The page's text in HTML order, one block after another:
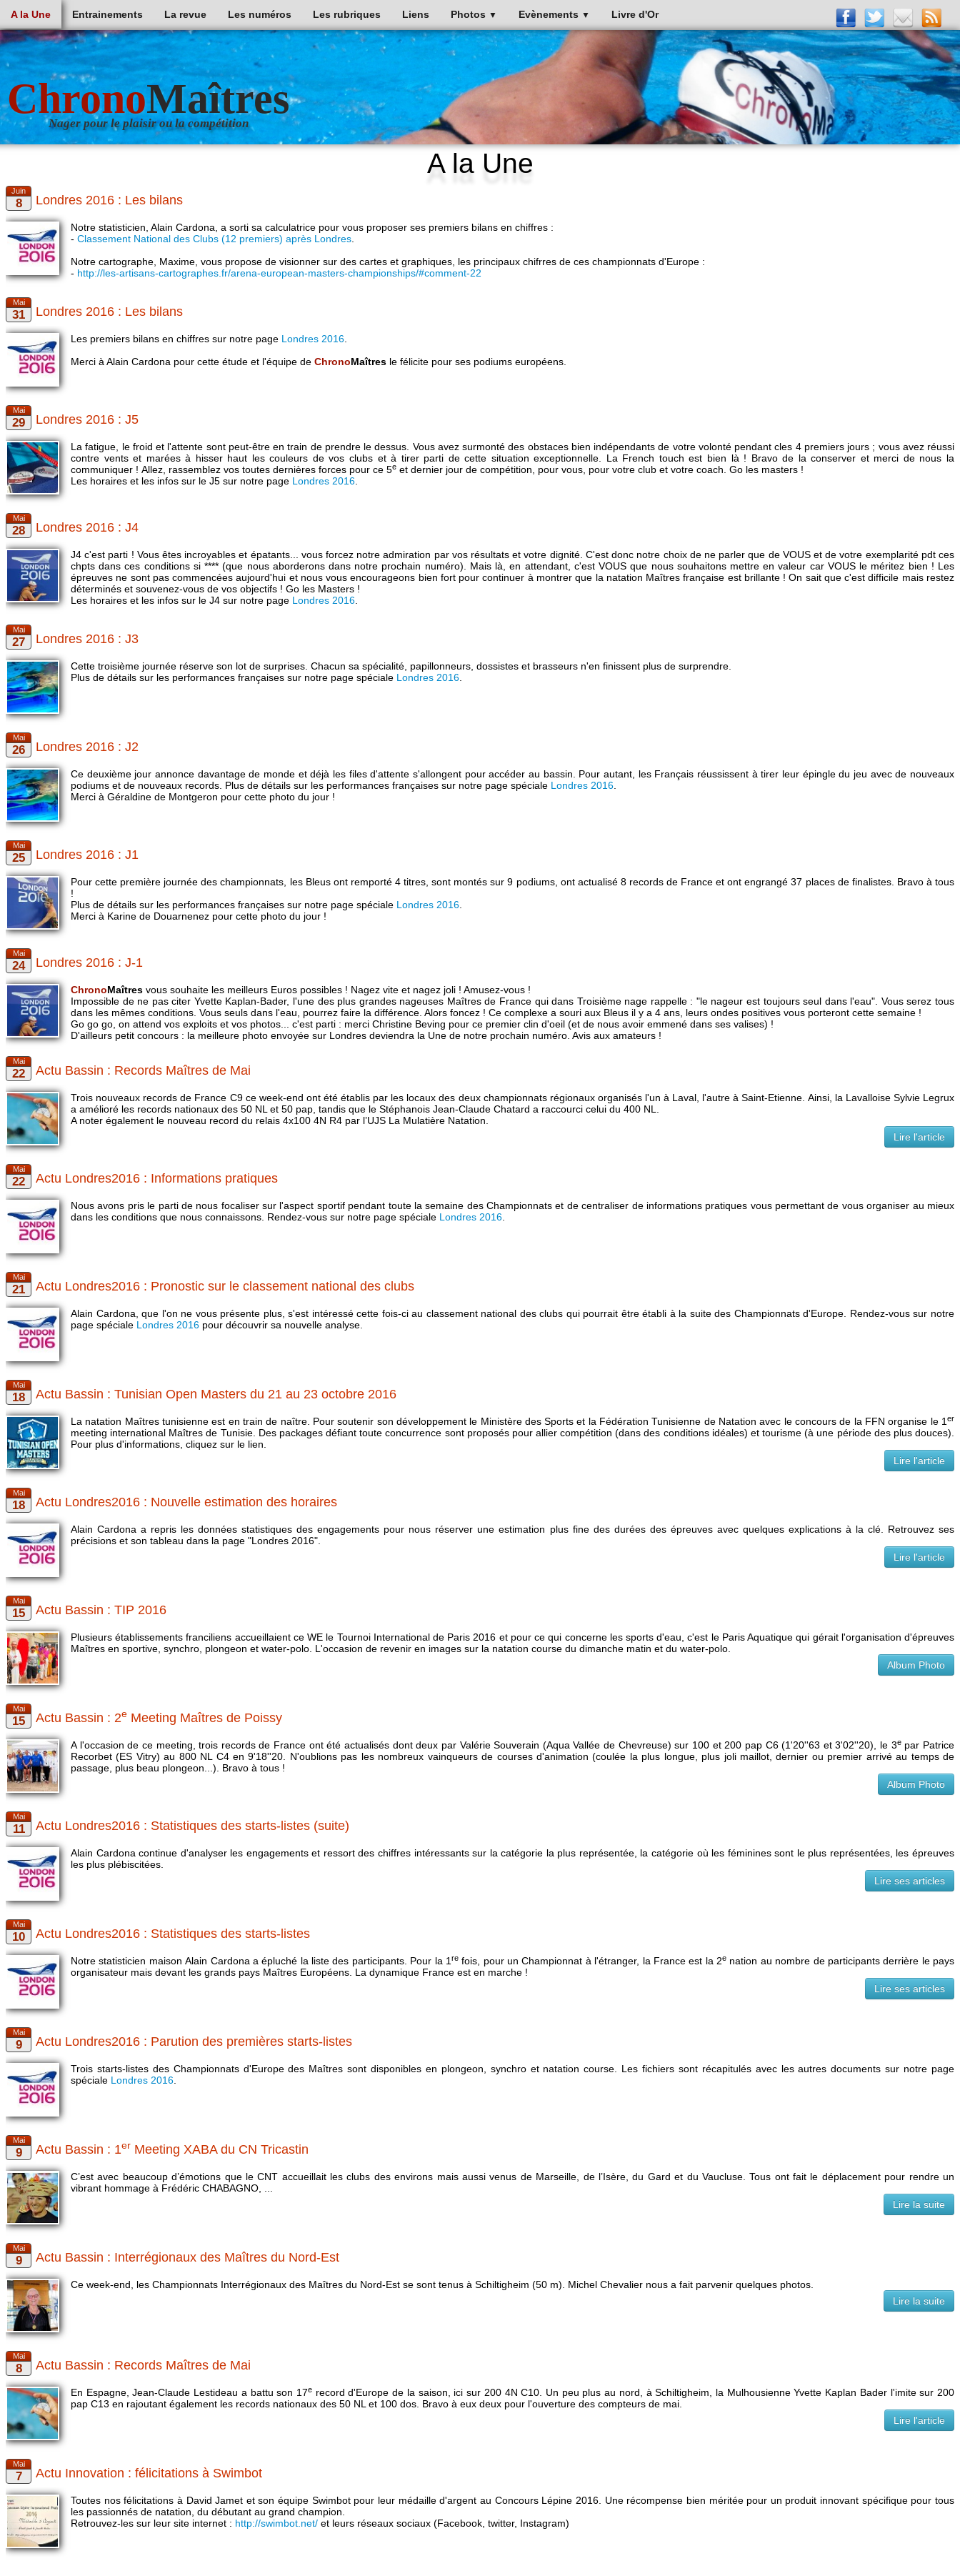
A la Une Entrainements La revue Les numéros Les rubriques Liens Photos ▼ Evènements ▼ Livre d'Or
ChronoMaîtres
Nager pour le plaisir ou la compétition
A la Une
Londres 2016 : Les bilans
Notre statisticien, Alain Cardona, a sorti sa calculatrice pour vous proposer ses premiers bilans en chiffres :
- Classement National des Clubs (12 premiers) après Londres
Notre cartographe, Maxime, vous propose de visionner sur des cartes et graphiques, les principaux chifrres de ces championnats d'Europe :
- http://les-artisans-cartographes.fr/arena-european-masters-championships/#comment-22
Londres 2016 : Les bilans
Les premiers bilans en chiffres sur notre page Londres 2016
Merci à Alain Cardona pour cette étude et l'équipe de ChronoMaîtres le félicite pour ses podiums européens.
Londres 2016 : J5
La fatigue, le froid et l'attente sont peut-être en train de prendre le dessus. Vous avez surmonté des obstaces bien indépendants de votre volonté pendant cles 4 premiers jours ; vous avez réussi
contre vents et marées à hisser haut les couleurs de vos clubs et à tirer parti de cette situation exceptionnelle. La French touch est bien là ! Bravo de la conserver et merci de nous la
communiquer ! Allez, rassemblez vos toutes dernières forces pour ce 5e et dernier jour de compétition, pour vous, pour votre club et votre coach. Go les masters !
Les horaires et les infos sur le J5 sur notre page Londres 2016
Londres 2016 : J4
J4 c'est parti ! Vous êtes incroyables et épatants... vous forcez notre admiration par vos résultats et votre dignité. C'est donc notre choix de ne parler que de VOUS et de votre exemplarité pdt ces
chpts dans ces conditions si **** (que nous aborderons dans notre prochain numéro). Mais là, en attendant, c'est VOUS que nous souhaitons mettre en valeur car VOUS le méritez bien ! Les
épreuves ne sont pas commencées aujourd'hui et nous vous encourageons bien fort pour continuer à montrer que la natation Maîtres française est brillante ! On sait que c'est difficile mais restez
déterminés et souvenez-vous de vos objectifs ! Go les Masters !
Les horaires et les infos sur le J4 sur notre page Londres 2016
Londres 2016 : J3
Cette troisième journée réserve son lot de surprises. Chacun sa spécialité, papillonneurs, dossistes et brasseurs n'en finissent plus de surprendre.
Plus de détails sur les performances françaises sur notre page spéciale Londres 2016
Londres 2016 : J2
Ce deuxième jour annonce davantage de monde et déjà les files d'attente s'allongent pour accéder au bassin. Pour autant, les Français réussissent à tirer leur épingle du jeu avec de nouveaux
podiums et de nouveaux records. Plus de détails sur les performances françaises sur notre page spéciale Londres 2016
Merci à Géraldine de Montgeron pour cette photo du jour !
Londres 2016 : J1
Pour cette première journée des championnats, les Bleus ont remporté 4 titres, sont montés sur 9 podiums, ont actualisé 8 records de France et ont engrangé 37 places de finalistes. Bravo à tous
!
Plus de détails sur les performances françaises sur notre page spéciale Londres 2016
Merci à Karine de Douarnenez pour cette photo du jour !
Londres 2016 : J-1
ChronoMaîtres vous souhaite les meilleurs Euros possibles ! Nagez vite et nagez joli ! Amusez-vous !
Impossible de ne pas citer Yvette Kaplan-Bader, l'une des plus grandes nageuses Maîtres de France qui dans Troisième nage rappelle : "le nageur est toujours seul dans l'eau". Vous serez tous
dans les mêmes conditions. Vous seuls dans l'eau, pourrez faire la différence. Alors foncez ! Ce complexe a souri aux Bleus il y a 4 ans, leurs ondes positives vous porteront cette semaine !
Go go go, on attend vos exploits et vos photos... c'est parti : merci Christine Beving pour ce premier clin d'oeil (et de nous avoir emmené dans ses valises) !
D'ailleurs petit concours : la meilleure photo envoyée sur Londres deviendra la Une de notre prochain numéro. Avis aux amateurs !
Actu Bassin : Records Maîtres de Mai
Trois nouveaux records de France C9 ce week-end ont été établis par les locaux des deux championnats régionaux organisés l'un à Laval, l'autre à Saint-Etienne. Ainsi, la Lavalloise Sylvie Legrux
a amélioré les records nationaux des 50 NL et 50 pap, tandis que le Stéphanois Jean-Claude Chatard a raccourci celui du 400 NL.
A noter également le nouveau record du relais 4x100 4N R4 par l’UJS La Mulatière Natation.
Lire l'article
Actu Londres2016 : Informations pratiques
Nous avons pris le parti de nous focaliser sur l'aspect sportif pendant toute la semaine des Championnats et de centraliser de informations pratiques vous permettant de vous organiser au mieux
dans les conditions que nous connaissons. Rendez-vous sur notre page spéciale Londres 2016
Actu Londres2016 : Pronostic sur le classement national des clubs
Alain Cardona, que l'on ne vous présente plus, s'est intéressé cette fois-ci au classement national des clubs qui pourrait être établi à la suite des Championnats d'Europe. Rendez-vous sur notre
page spéciale Londres 2016 pour découvrir sa nouvelle analyse.
Actu Bassin : Tunisian Open Masters du 21 au 23 octobre 2016
La natation Maîtres tunisienne est en train de naître. Pour soutenir son développement le Ministère des Sports et la Fédération Tunisienne de Natation avec le concours de la FFN organise le 1 er
meeting international Maîtres de Tunisie. Des packages défiant toute concurrence sont proposés pour allier compétition (dans des conditions idéales) et tourisme (à une période des plus douces).
Pour plus d'informations, cliquez sur le lien.
Lire l'article
Actu Londres2016 : Nouvelle estimation des horaires
Alain Cardona a repris les données statistiques des engagements pour nous réserver une estimation plus fine des durées des épreuves avec quelques explications à la clé. Retrouvez ses
précisions et son tableau dans la page "Londres 2016".
Lire l'article
Actu Bassin : TIP 2016
Plusieurs établissements franciliens accueillaient ce WE le Tournoi International de Paris 2016 et pour ce qui concerne les sports d'eau, c'est le Paris Aquatique qui gérait l'organisation d'épreuves
Maîtres en sportive, synchro, plongeon et water-polo. L'occasion de revenir en images sur la natation course du dimanche matin et du water-polo.
Album Photo
Actu Bassin : 2e Meeting Maîtres de Poissy
A l'occasion de ce meeting, trois records de France ont été actualisés dont deux par Valérie Souverain (Aqua Vallée de Chevreuse) sur 100 et 200 pap C6 (1'20''63 et 3'02''20), le 3epar Patrice
Recorbet (ES Vitry) au 800 NL C4 en 9'18''20. N'oublions pas les nombreux vainqueurs de courses d'animation (coulée la plus longue, plus joli maillot, dernier ou premier arrivé au temps de
passage, plus beau plongeon...). Bravo à tous !
Album Photo
Actu Londres2016 : Statistiques des starts-listes (suite)
Alain Cardona continue d'analyser les engagements et ressort des chiffres intéressants sur la catégorie la plus représentée, la catégorie où les féminines sont le plus représentées, les épreuves
les plus plébiscitées.
Lire ses articles
Actu Londres2016 : Statistiques des starts-listes
Notre statisticien maison Alain Cardona a épluché la liste des participants. Pour la 1 refois, pour un Championnat à l'étranger, la France est la 2e nation au nombre de participants derrière le pays
organisateur mais devant les grands pays Maîtres Européens. La dynamique France est en marche !
Lire ses articles
Actu Londres2016 : Parution des premières starts-listes
Trois starts-listes des Championnats d'Europe des Maîtres sont disponibles en plongeon, synchro et natation course. Les fichiers sont récapitulés avec les autres documents sur notre page
spéciale Londres 2016
Actu Bassin : 1er Meeting XABA du CN Tricastin
C’est avec beaucoup d’émotions que le CNT accueillait les clubs des environs mais aussi venus de Marseille, de l’Isère, du Gard et du Vaucluse. Tous ont fait le déplacement pour rendre un
vibrant hommage à Frédéric CHABAGNO, ...
Lire la suite
Actu Bassin : Interrégionaux des Maîtres du Nord-Est
Ce week-end, les Championnats Interrégionaux des Maîtres du Nord-Est se sont tenus à Schiltigheim (50 m). Michel Chevalier nous a fait parvenir quelques photos.
Lire la suite
Actu Bassin : Records Maîtres de Mai
En Espagne, Jean-Claude Lestideau a battu son 17e record d'Europe de la saison, ici sur 200 4N C10. Un peu plus au nord, à Schiltigheim, la Mulhousienne Yvette Kaplan Bader l'imite sur 200
pap C13 en rajoutant également les records nationaux des 50 NL et 100 dos. Bravo à eux deux pour l'ouverture des compteurs de mai.
Lire l'article
Actu Innovation : félicitations à Swimbot
Toutes nos félicitations à David Jamet et son équipe Swimbot pour leur médaille d'argent au Concours Lépine 2016. Une récompense bien méritée pour un produit innovant spécifique pour tous
les passionnés de natation, du débutant au grand champion.
Retrouvez-les sur leur site internet : http://swimbot.net/ et leurs réseaux sociaux (Facebook, twitter, Instagram)